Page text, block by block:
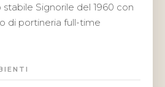
Signorile del 1960 con
di portineria full-time